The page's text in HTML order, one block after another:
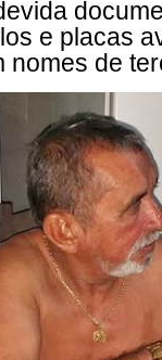
e placas
nomes de